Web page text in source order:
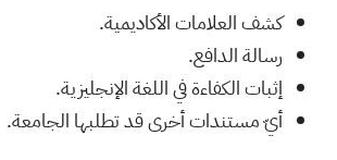
كشف العلامات الأكاديمية.
رسالة الدافع.
إثبات الكفاءة في اللغة الإنجليزية.
أيّ مستندات أخرى قد تطلبها الجامعة.